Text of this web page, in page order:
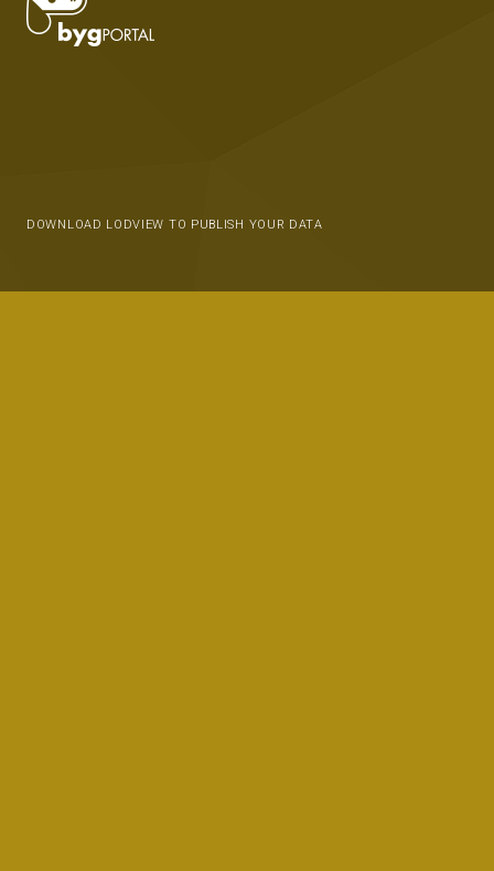
DOWNLOAD LODVIEW TO PUBLISH YOUR DATA